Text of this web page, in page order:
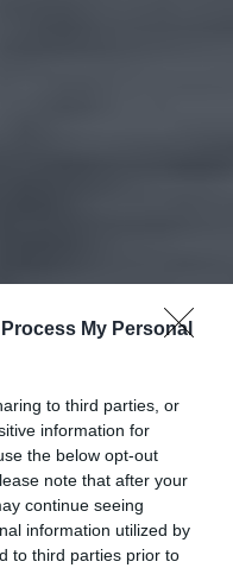
My Personal
to third parties, or
information for
the below opt-out
note that after your
continue seeing
information utilized by
to third parties prior to